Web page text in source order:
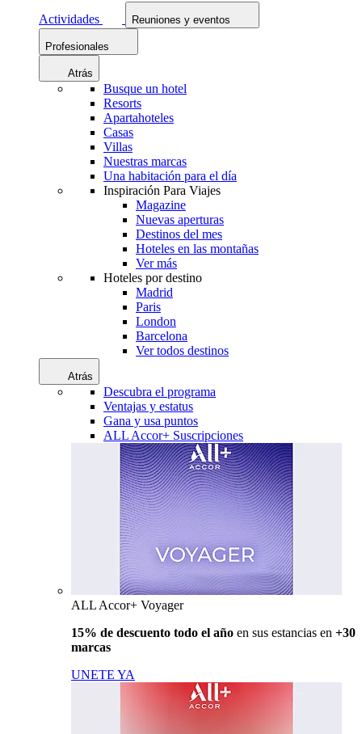
Actividades
Reuniones y eventos
Profesionales
Atrás
Busque un hotel
Resorts
Apartahoteles
Casas
Villas
Nuestras marcas
Una habitación para el día
Inspiración Para Viajes
Magazine
Nuevas aperturas
Destinos del mes
Hoteles en las montañas
Ver más
Hoteles por destino
Madrid
Paris
London
Barcelona
Ver todos destinos
Atrás
Descubra el programa
Ventajas y estatus
Gana y usa puntos
ALL Accor+ Suscripciones
ALL Accor+ Voyager
15% de descuento todo el año en sus estancias en +30
marcas
UNETE YA